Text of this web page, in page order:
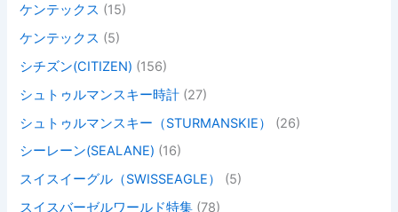
ケンテックス (15)
ケンテックス (5)
シチズン(CITIZEN) (156)
シュトゥルマンスキー時計 (27)
シュトゥルマンスキー（STURMANSKIE）
(26)
シーレーン(SEALANE) (16)
スイスイーグル（SWISSEAGLE）
(5)
スイスバーゼルワールド特集 (78)